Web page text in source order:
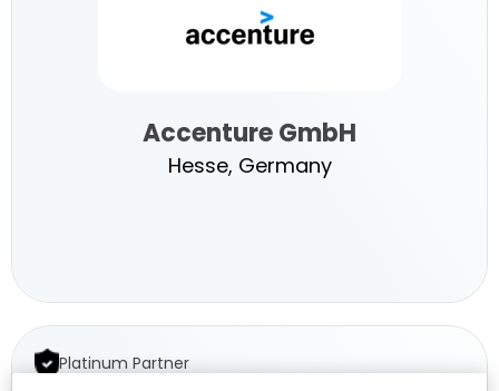
Accenture
GmbH
Accenture GmbH
Hesse, Germany
Platinum Partner